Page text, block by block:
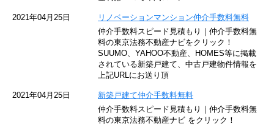
東急世田谷線
JR南武線
2021年04月25日
リノベーションマンション仲介手数料無料
仲介手数料スピード見積もり｜仲介手数料無
料の東京法務不動産ナビをクリック！
SUUMO、YAHOO不動産、HOMES等に掲載
されている新築戸建て、中古戸建物件情報を
上記URLにお送り頂
2021年04月25日
新築戸建て仲介手数料無料
仲介手数料スピード見積もり｜仲介手数料無
料の東京法務不動産ナビ をクリック！